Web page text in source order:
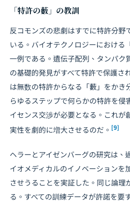
「特許の藪」の教訓
反コモンズの悲劇はすでに特許分野
いる。バイオテクノロジーにおける
一例である。遺伝子配列、タンパク
の基礎的発見がすべて特許で保護さ
は無数の特許からなる「藪」をかき
らゆるステップで何らかの特許を侵
イセンス交渉が必要となる。これが
実性を劇的に増大させるのだ。 [9]
ヘラーとアイゼンバーグの研究は、
イオメディカルのイノベーションを
させうることを実証した。同じ論理
る。すべての訓練データが許諾を要